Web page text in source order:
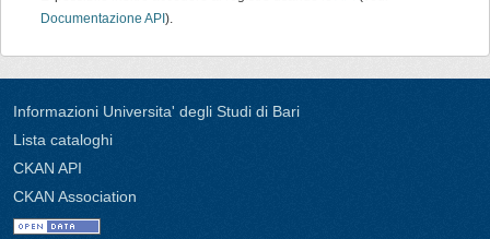
Documentazione API ).
Informazioni Universita' degli Studi di Bari
Lista cataloghi
CKAN API
CKAN Association